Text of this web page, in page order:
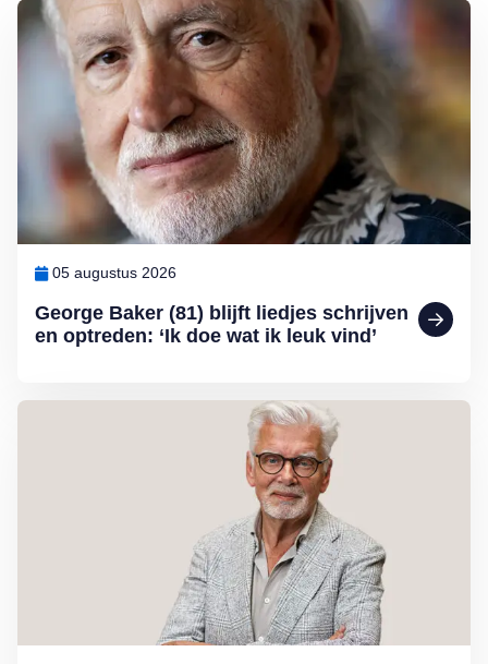
George Baker (81) blijft liedjes schrijven
en optreden: ‘Ik doe wat ik leuk vind’
05 augustus 2026
Lees meer over George Baker (81) blijft liedjes schrijven en
Lees meer over Column Jan Slagter: Samen staan we sterk